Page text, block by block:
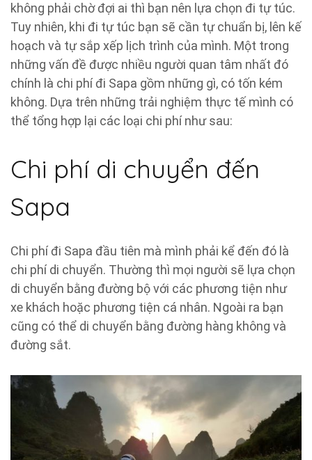
không phải chờ đợi ai thì bạn nên lựa chọn đi tự túc.
Tuy nhiên, khi đi tự túc bạn sẽ cần tự chuẩn bị, lên kế
hoạch và tự sắp xếp lịch trình của mình. Một trong
những vấn đề được nhiều người quan tâm nhất đó
chính là chi phí đi Sapa gồm những gì, có tốn kém
không. Dựa trên những trải nghiệm thực tế mình có
thể tổng hợp lại các loại chi phí như sau:
Chi phí di chuyển đến
Sapa
Chi phí đi Sapa đầu tiên mà mình phải kể đến đó là
chi phí di chuyển. Thường thì mọi người sẽ lựa chọn
di chuyển bằng đường bộ với các phương tiện như
xe khách hoặc phương tiện cá nhân. Ngoài ra bạn
cũng có thể di chuyển bằng đường hàng không và
đường sắt.